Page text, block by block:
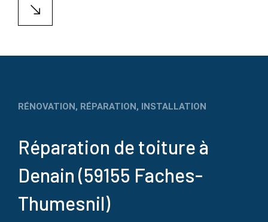
RÉNOVATION, RÉPARATION, INSTALLATION
Réparation de toiture à
Denain (59155 Faches-
Thumesnil)